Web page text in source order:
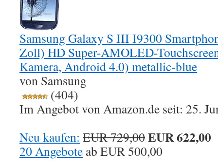
Samsung Galaxy S III I9300
Zoll) HD Super-AMOLED-
Kamera, Android 4.0) metallic-blue
von Samsung
(404)
Im Angebot von Amazon.de seit: 25.
Neu kaufen: EUR 729,00EUR 622,00
20 Angebote ab EUR 500,00